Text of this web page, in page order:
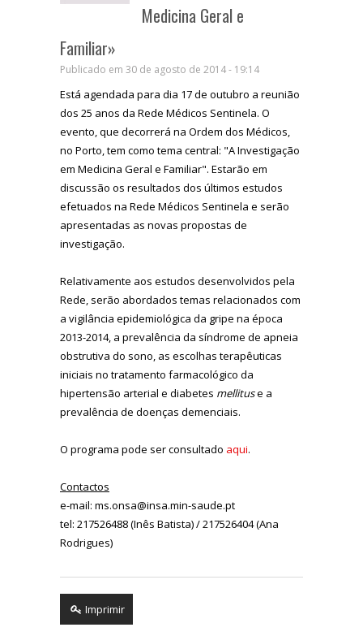
Medicina Geral e
Familiar»
Publicado em 30 de agosto de 2014 - 19:14
Está agendada para dia 17 de outubro a reunião
dos 25 anos da Rede Médicos Sentinela. O
evento, que decorrerá na Ordem dos Médicos,
no Porto, tem como tema central: "A Investigação
em Medicina Geral e Familiar". Estarão em
discussão os resultados dos últimos estudos
efetuados na Rede Médicos Sentinela e serão
apresentadas as novas propostas de
investigação.
Relativamente aos estudos desenvolvidos pela
Rede, serão abordados temas relacionados com
a vigilância epidemiológica da gripe na época
2013-2014, a prevalência da síndrome de apneia
obstrutiva do sono, as escolhas terapêuticas
iniciais no tratamento farmacológico da
hipertensão arterial e diabetes mellituse a
prevalência de doenças demenciais.
O programa pode ser consultado aqui.
Contactos
e-mail: ms.onsa@insa.min-saude.pt
tel: 217526488 (Inês Batista) / 217526404 (Ana
Rodrigues)
Imprimir